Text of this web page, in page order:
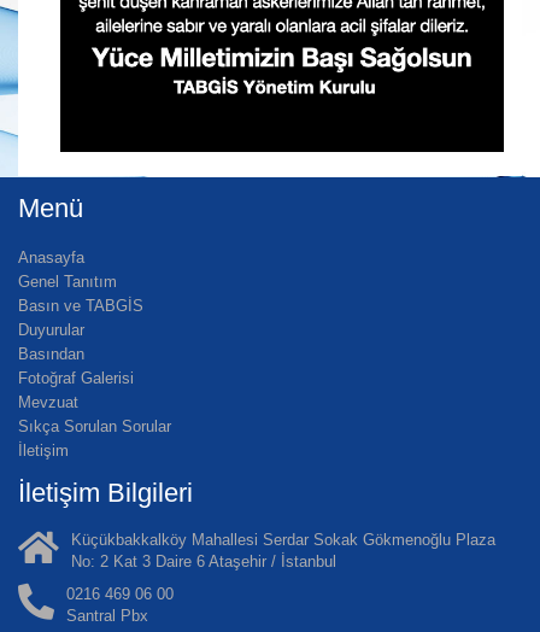
Menü
Anasayfa
Genel Tanıtım
Basın ve TABGİS
Duyurular
Basından
Fotoğraf Galerisi
Mevzuat
Sıkça Sorulan Sorular
İletişim
İletişim Bilgileri
Küçükbakkalköy Mahallesi Serdar Sokak Gökmenoğlu Plaza
No: 2 Kat 3 Daire 6 Ataşehir / İstanbul
0216 469 06 00
Santral Pbx